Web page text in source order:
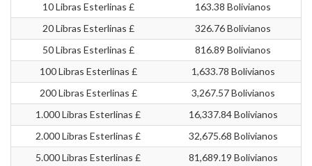
10 Libras Esterlinas £
163.38 Bolivianos
20 Libras Esterlinas £
326.76 Bolivianos
50 Libras Esterlinas £
816.89 Bolivianos
100 Libras Esterlinas £
1,633.78 Bolivianos
200 Libras Esterlinas £
3,267.57 Bolivianos
1.000 Libras Esterlinas £
16,337.84 Bolivianos
2.000 Libras Esterlinas £
32,675.68 Bolivianos
5.000 Libras Esterlinas £
81,689.19 Bolivianos